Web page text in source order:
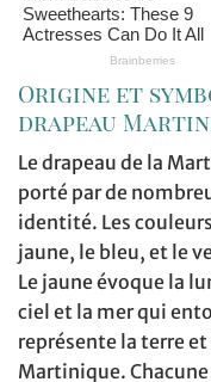
Origine et
drapeau
Le drapeau de la
porté par de
identité. Les
jaune, le bleu, et le
Le jaune évoque la
ciel et la mer qui
représente la terre
Martinique.